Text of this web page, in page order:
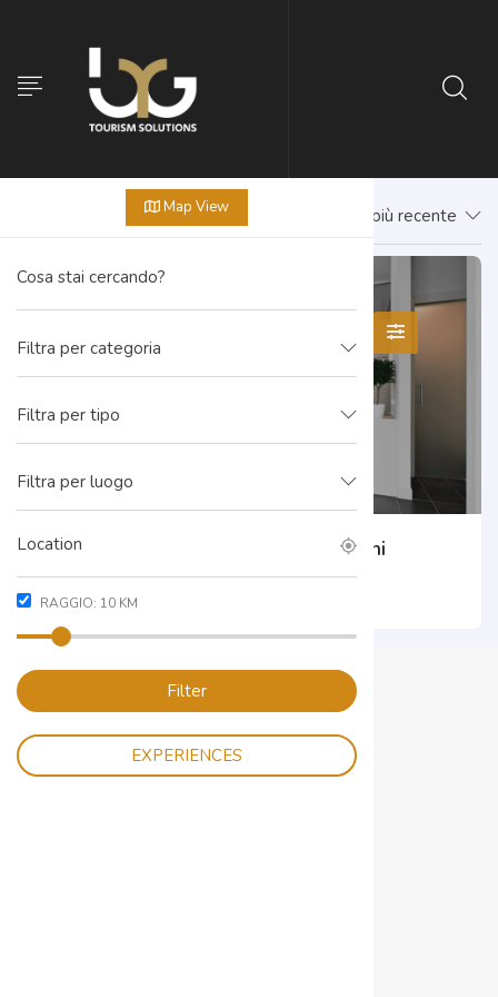
Map View
Filtra per categoria
Filtra per tipo
Filtra per luogo
RAGGIO: 10 KM
Filter
EXPERIENCES
Prima il più recente
Studio Dentistico Dr. Giovanni Manfrini